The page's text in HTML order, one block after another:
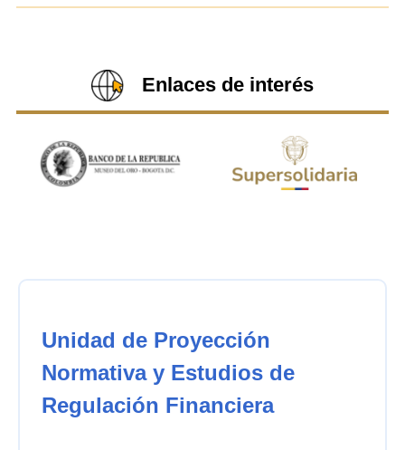
Enlaces de interés
Unidad de Proyección
Normativa y Estudios de
Regulación Financiera